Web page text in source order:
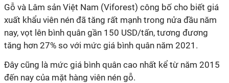
Gỗ và Lâm sản Việt Nam (Viforest) công bố cho biết giá
xuất khẩu viên nén đã tăng rất mạnh trong nửa đầu năm
nay, vọt lên bình quân gần 150 USD/tấn, tương đương
tăng hơn 27% so với mức giá bình quân năm 2021.
Đây cũng là mức giá bình quân cao nhất kể từ năm 2015
đến nay của mặt hàng viên nén gỗ.